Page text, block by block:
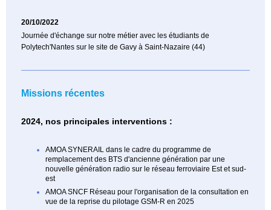
20/10/2022
Journée d'échange sur notre métier avec les étudiants de
Polytech'Nantes sur le site de Gavy à Saint-Nazaire (44)
Missions récentes
2024, nos principales interventions :
AMOA SYNERAIL dans le cadre du programme de
remplacement des BTS d'ancienne génération par une
nouvelle génération radio sur le réseau ferroviaire Est et sud-
est
AMOA SNCF Réseau pour l'organisation de la consultation en
vue de la reprise du pilotage GSM-R en 2025